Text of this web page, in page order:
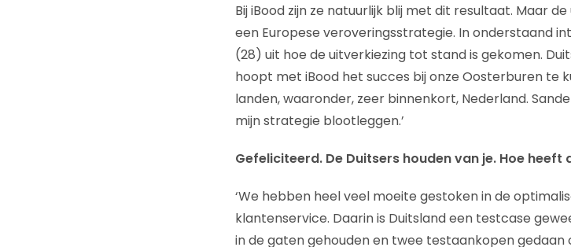
Bij iBood zijn ze natuurlijk blij met dit resultaat. Maar
een Europese veroveringsstrategie. In onderstaand
(28) uit hoe de uitverkiezing tot stand is gekomen.
hoopt met iBood het succes bij onze Oosterburen te
landen, waaronder, zeer binnenkort, Nederland.
mijn strategie blootleggen.’
Gefeliciteerd. De Duitsers houden van je. Hoe heeft
‘We hebben heel veel moeite gestoken in de
klantenservice. Daarin is Duitsland een testcase
in de gaten gehouden en twee testaankopen gedaan